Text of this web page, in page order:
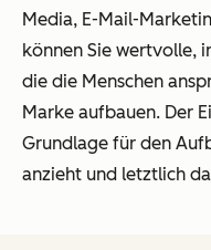
Media, E-Mail-
können Sie wertvolle,
die die Menschen
Marke aufbauen. Der
Grundlage für den
anzieht und letztlich